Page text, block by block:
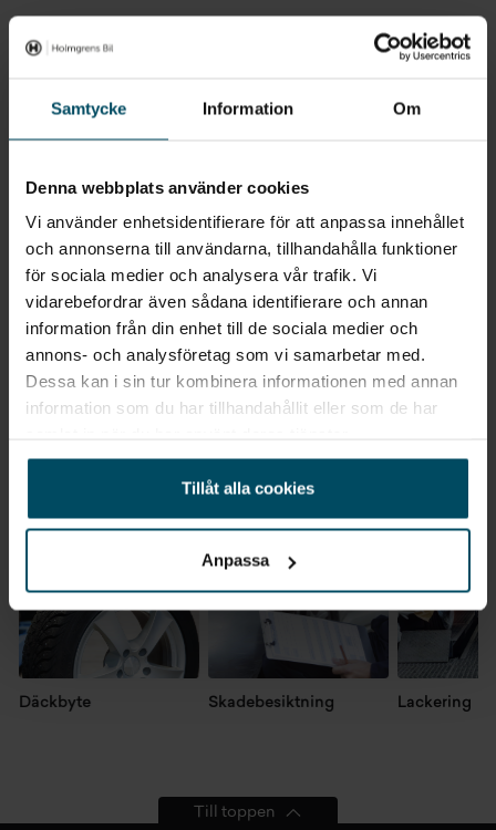
Samtycke Information Om
Denna webbplats använder cookies
Vi använder enhetsidentifierare för att anpassa innehållet
och annonserna till användarna, tillhandahålla funktioner
för sociala medier och analysera vår trafik. Vi
vidarebefordrar även sådana identifierare och annan
information från din enhet till de sociala medier och
annons- och analysföretag som vi samarbetar med.
Dessa kan i sin tur kombinera informationen med annan
information som du har tillhandahållit eller som de har
Tillåt alla cookies
Anpassa
Behöver du hjälp med med att
boka skadeverkstad?
Kontakta Skadeverkstad
Däckbyte Skadebesiktning Lackering
Till toppen